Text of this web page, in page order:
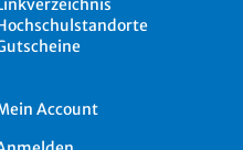
Account